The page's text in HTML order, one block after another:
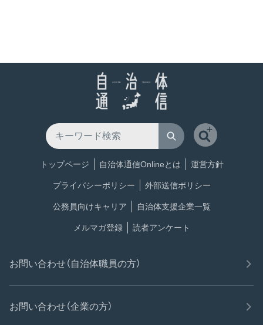
トップページ 自治体通信Onlineとは 運営方針
プライバシーポリシー 外部送信ポリシー
公務員向けキャリア 自治体支援企業一覧
メルマガ登録 読者アンケート
お問い合わせ（自治体職員の方）
お問い合わせ（企業の方）